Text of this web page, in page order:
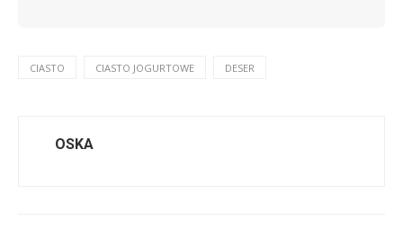
CIASTO CIASTO JOGURTOWE DESER
OSKA